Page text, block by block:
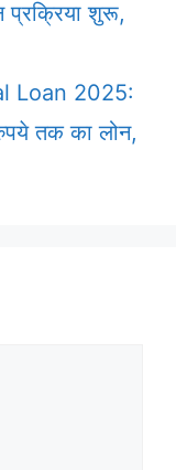
शुरू,
Loan 2025:
तक का लोन,